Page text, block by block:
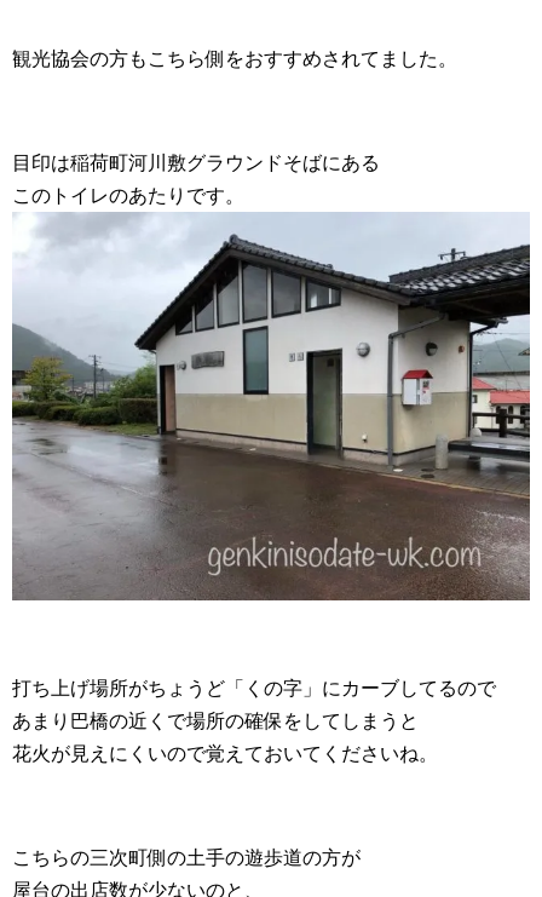
観光協会の方もこちら側をおすすめされてました。
目印は稲荷町河川敷グラウンドそばにある
このトイレのあたりです。
打ち上げ場所がちょうど「くの字」にカーブしてるので
あまり巴橋の近くで場所の確保をしてしまうと
花火が見えにくいので覚えておいてくださいね。
こちらの三次町側の土手の遊歩道の方が
屋台の出店数が少ないのと、